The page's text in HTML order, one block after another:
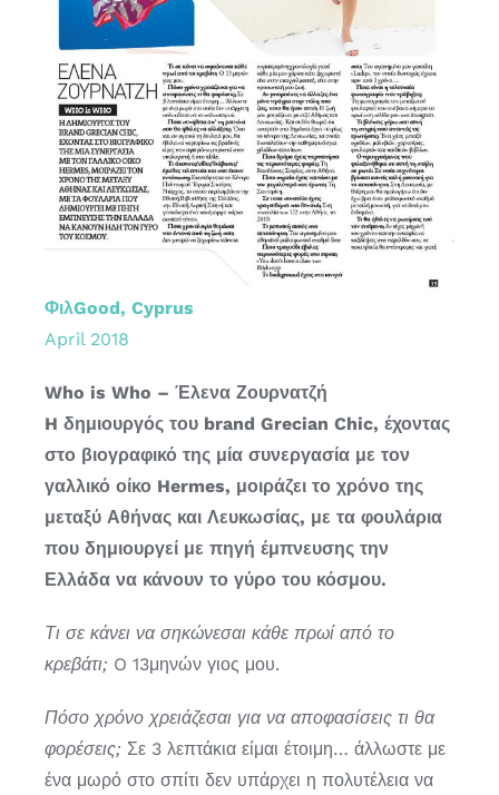
ΦιλGood, Cyprus
April 2018
Who is Who – Έλενα Ζουρνατζή
H δημιουργός του brand Grecian Chic, έχοντας
στο βιογραφικό της μία συνεργασία με τον
γαλλικό οίκο Hermes, μοιράζει το χρόνο της
μεταξύ Αθήνας και Λευκωσίας, με τα φουλάρια
που δημιουργεί με πηγή έμπνευσης την
Ελλάδα να κάνουν το γύρο του κόσμου.
Τι σε κάνει να σηκώνεσαι κάθε πρωί από το
κρεβάτι; O 13μηνών γιος μου.
Πόσο χρόνο χρειάζεσαι για να αποφασίσεις τι θα
φορέσεις; Σε 3 λεπτάκια είμαι έτοιμη… άλλωστε με
ένα μωρό στο σπίτι δεν υπάρχει η πολυτέλεια να